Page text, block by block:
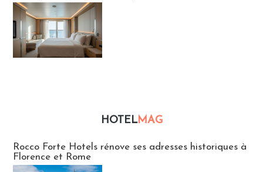
HOTELMAG
Rocco Forte Hotels rénove ses adresses historiques à
Florence et Rome